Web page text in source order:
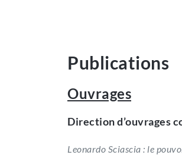
Publications
Ouvrages
Direction d’ouvrages
Leonardo Sciascia : le